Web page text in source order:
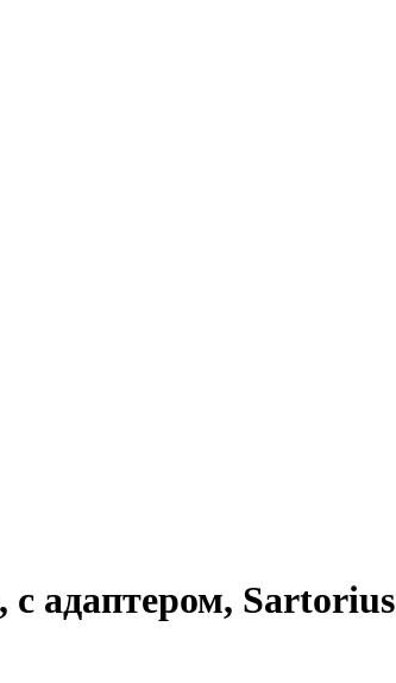
с адаптером, Sartorius